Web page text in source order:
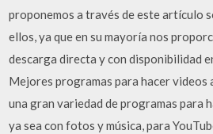
proponemos a través de este artículo
ellos, ya que en su mayoría nos
descarga directa y con disponibilidad
Mejores programas para hacer videos
una gran variedad de programas para
ya sea con fotos y música, para